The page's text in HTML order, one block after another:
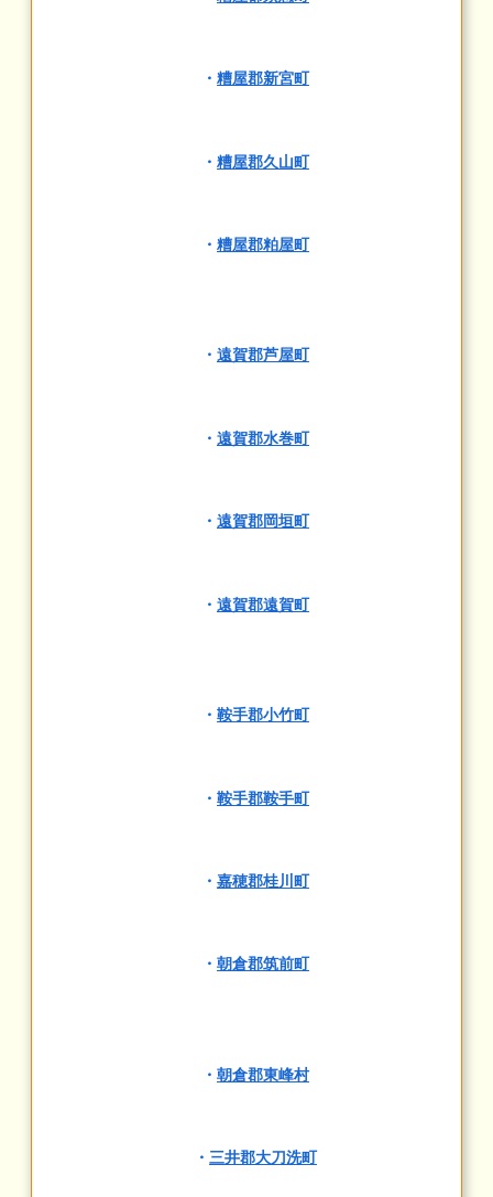
・ 糟屋郡新宮町
・ 糟屋郡久山町
・ 糟屋郡粕屋町
・ 遠賀郡芦屋町
・ 遠賀郡水巻町
・ 遠賀郡岡垣町
・ 遠賀郡遠賀町
・ 鞍手郡小竹町
・ 鞍手郡鞍手町
・ 嘉穂郡桂川町
・ 朝倉郡筑前町
・ 朝倉郡東峰村
・ 三井郡大刀洗町